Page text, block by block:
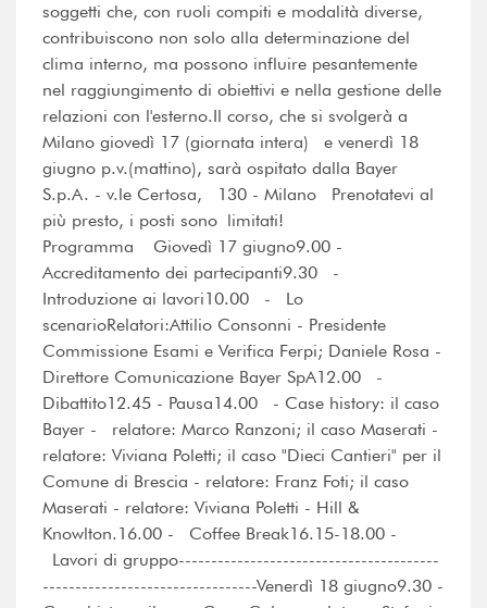
soggetti che, con ruoli compiti e modalità diverse,
contribuiscono non solo alla determinazione del
clima interno, ma possono influire pesantemente
nel raggiungimento di obiettivi e nella gestione delle
relazioni con l'esterno.Il corso, che si svolgerà a
Milano giovedì 17 (giornata intera) e venerdì 18
giugno p.v.(mattino), sarà ospitato dalla Bayer
S.p.A. - v.le Certosa, 130 - Milano Prenotatevi al
più presto, i posti sono limitati!
Programma Giovedì 17 giugno9.00 -
Accreditamento dei partecipanti9.30 -
Introduzione ai lavori10.00 - Lo
scenarioRelatori:Attilio Consonni - Presidente
Commissione Esami e Verifica Ferpi; Daniele Rosa -
Direttore Comunicazione Bayer SpA12.00 -
Dibattito12.45 - Pausa14.00 - Case history: il caso
Bayer - relatore: Marco Ranzoni; il caso Maserati -
relatore: Viviana Poletti; il caso "Dieci Cantieri" per il
Comune di Brescia - relatore: Franz Foti; il caso
Maserati - relatore: Viviana Poletti - Hill &
Knowlton.16.00 - Coffee Break16.15-18.00 -
Lavori di gruppo----------------------------------------
---------------------------------Venerdì 18 giugno9.30 -